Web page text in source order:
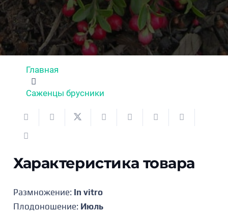
Главная
Саженцы брусники
Характеристика товара
Размножение: In vitro
Плодоношение: Июль